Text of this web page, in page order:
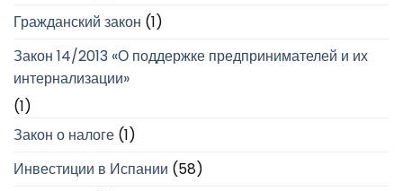
Гражданский закон (1)
Закон 14/2013 «О поддержке предпринимателей и их
интернализации»
(1)
Закон о налоге (1)
Инвестиции в Испании (58)